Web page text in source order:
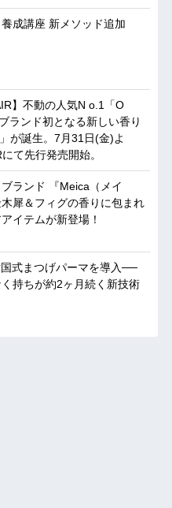
成講座 新メソッド追加
】不動の人気N o.1「O
ランド初となる新しい香り
が誕生。7月31日(金)よ
て先行発売開始。
ランド 『Meica（メイ
犀＆フィグの香りに包まれ
イテムが新登場！
式まつげパーマを導入──
持ちが約2ヶ月続く新技術